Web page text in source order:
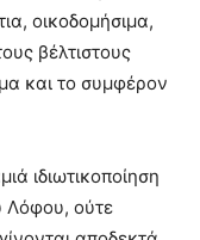
οικοδομήσιμα,
βέλτιστους
και το συμφέρον
ιδιωτικοποίηση
Λόφου, ούτε